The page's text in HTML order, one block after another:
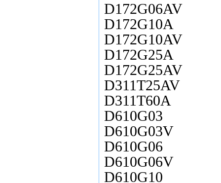
D172G06AV
D172G10A
D172G10AV
D172G25A
D172G25AV
D311T25AV
D311T60A
D610G03
D610G03V
D610G06
D610G06V
D610G10